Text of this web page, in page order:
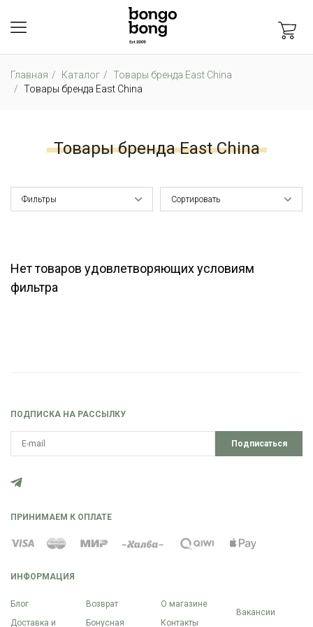
Главная Каталог
Товары бренда East China
Товары бренда East China
Товары бренда East China
Фильтры Сортировать
Нет товаров удовлетворяющих условиям
фильтра
ИНФОРМАЦИЯ
Блог
Доставка и
Возврат
Бонусная
О магазине
Контакты
Вакансии
ПОДПИСКА НА РАССЫЛКУ
Подписаться
ПРИНИМАЕМ К ОПЛАТЕ